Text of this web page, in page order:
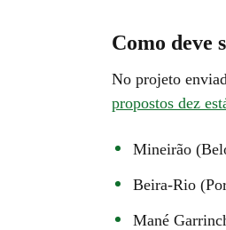
Como deve
No projeto
propostos dez
Mineirão
Beira-Rio
Mané